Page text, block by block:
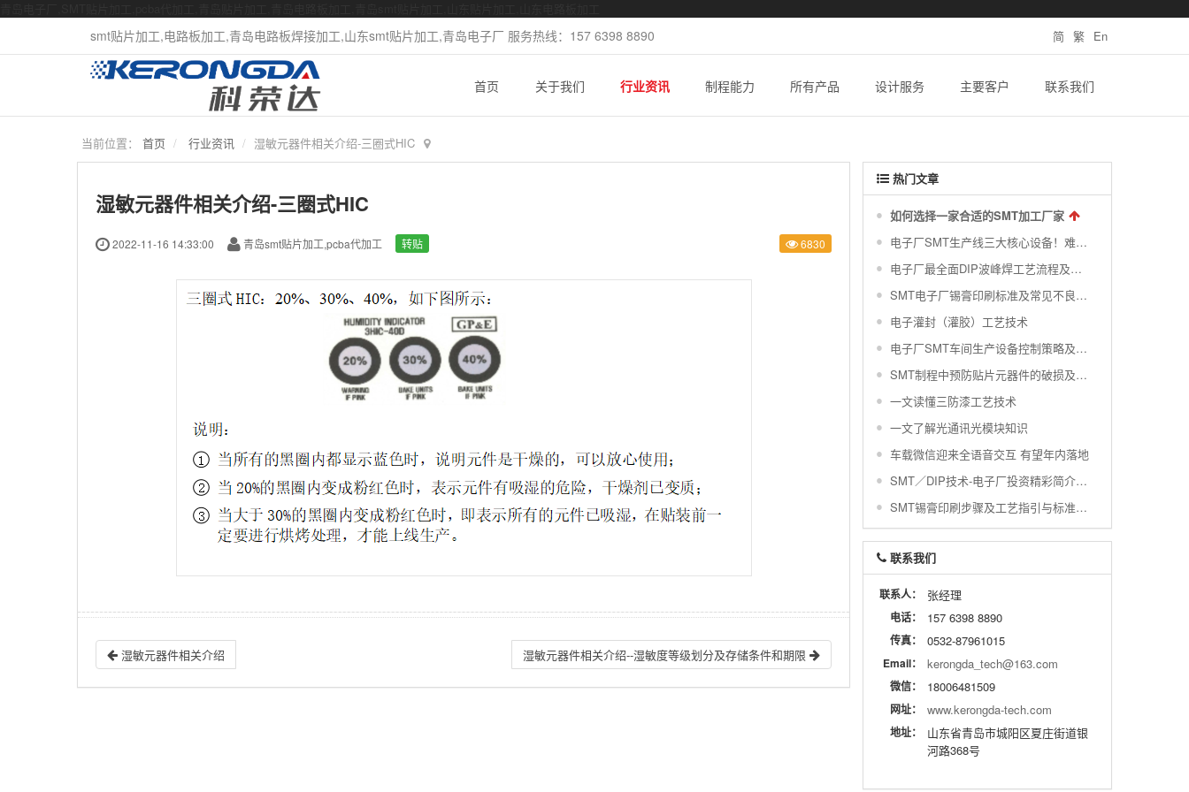
简 繁 En
smt贴片加工,电路板加工,青岛电路板焊接加工,山东smt贴片加工,青岛电子厂 服务热线：157 6398 8890
首页 关于我们 行业资讯 制程能力 所有产品 设计服务 主要客户 联系我们
当前位置： 首页 行业资讯 湿敏元器件相关介绍-三圈式HIC
湿敏元器件相关介绍-三圈式HIC
2022-11-16 14:33:00 青岛smt贴片加工,pcba代加工 转贴 6830
湿敏元器件相关介绍 湿敏元器件相关介绍--湿敏度等级划分及存储条件和期限
热门文章
如何选择一家合适的SMT加工厂家
电子厂SMT生产线三大核心设备！难得一见的SMT制程关键工艺视频！
电子厂最全面DIP波峰焊工艺流程及波峰焊接的缺陷不良原因分析 !
SMT电子厂锡膏印刷标准及常见不良分析汇总
电子灌封（灌胶）工艺技术
电子厂SMT车间生产设备控制策略及对环境的要求|干货分享
SMT制程中预防贴片元器件的破损及撞件
一文读懂三防漆工艺技术
一文了解光通讯光模块知识
车载微信迎来全语音交互 有望年内落地
SMT／DIP技术-电子厂投资精彩简介与配置图示
SMT锡膏印刷步骤及工艺指引与标准及常不良
联系我们
联系人： 张经理
电话： 157 6398 8890
传真： 0532-87961015
Email： kerongda_tech@163.com
微信： 18006481509
网址： www.kerongda-tech.com
地址：
山东省青岛市城阳区夏庄街道银
河路368号